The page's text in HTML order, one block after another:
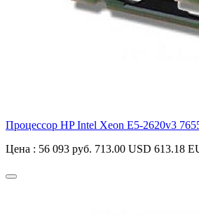
Процессор HP Intel Xeon E5-2620v3
Цена : 56 093 руб. 713.00 USD 613.18